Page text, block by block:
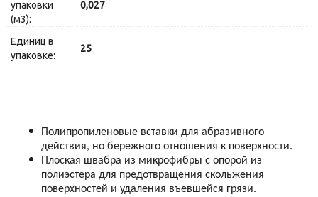
упаковки
(м3):
0,027
Единиц в
упаковке:
25
Полипропиленовые вставки для абразивного
действия, но бережного отношения к поверхности.
Плоская швабра из микрофибры с опорой из
полиэстера для предотвращения скольжения
поверхностей и удаления въевшейся грязи.